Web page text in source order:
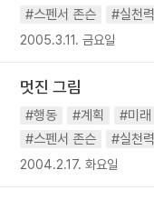
#스펜서 존슨
#실천력
2005.3.11. 금요일
멋진 그림
#행동 #계획 #미래
#스펜서 존슨
#실천력
2004.2.17. 화요일